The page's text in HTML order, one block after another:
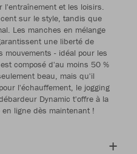
l'entraînement et les loisirs.
sur le style, tandis que
Les manches en mélange
une liberté de
mouvements - idéal pour les
composé d'au moins 50 %
beau, mais qu'il
l'échauffement, le jogging
Dynamic t'offre à la
ligne dès maintenant !